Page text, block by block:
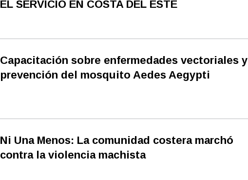
EL SERVICIO EN COSTA DEL ESTE
Capacitación sobre enfermedades vectoriales y
prevención del mosquito Aedes Aegypti
Ni Una Menos: La comunidad costera marchó
contra la violencia machista